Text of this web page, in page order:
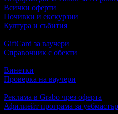
Всички оферти
Почивки и екскурзии
Култура и събития
GiftCard за ваучери
Справочник с обекти
Винетки
Проверка на ваучери
Реклама в Grabo чрез оферта
Афилиейт програма за